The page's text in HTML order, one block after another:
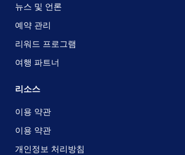
뉴스 및 언론
예약 관리
리워드 프로그램
여행 파트너
리소스
이용 약관
이용 약관
개인정보 처리방침